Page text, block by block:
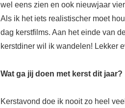
wel eens zien en ook nieuwjaar
Als ik het iets realistischer moet
dag kerstfilms. Aan het einde van
kerstdiner wil ik wandelen! Lekker
Wat ga jij doen met kerst dit jaar?
Kerstavond doe ik nooit zo heel